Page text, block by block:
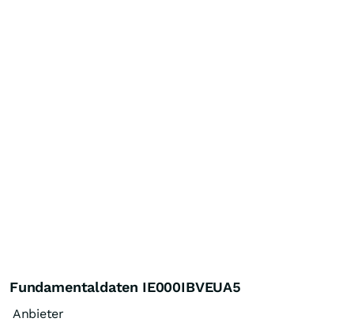
Fundamentaldaten IE000IBVEUA5
Anbieter